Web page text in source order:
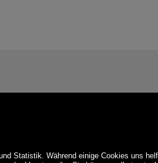
Statistik. Während einige Cookies uns